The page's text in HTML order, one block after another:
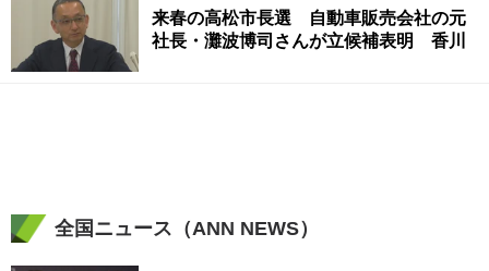
来春の高松市長選 自動車販売会社の元
社長・灘波博司さんが立候補表明 香川
全国ニュース（ANN NEWS）